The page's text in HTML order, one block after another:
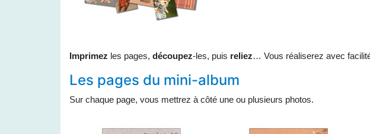
Imprimez les pages, découpez-les, puis reliez… Vous réaliserez avec
Les pages du mini-album
Sur chaque page, vous mettrez à côté une ou plusieurs photos.